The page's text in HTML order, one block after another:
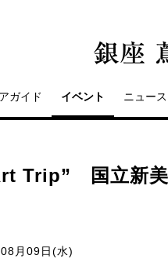
ガイド イベント ニュース
Trip” 国立新美
月09日(水)